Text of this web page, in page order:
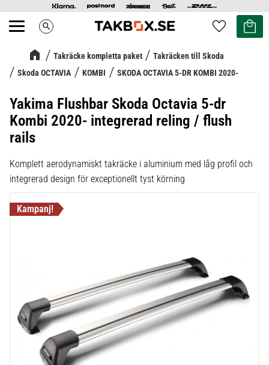
Meny search Favoriter
Kundvagn
Takräcke kompletta paket
Takräcken till Skoda
Skoda OCTAVIA
KOMBI SKODA OCTAVIA 5-DR KOMBI 2020-
Yakima Flushbar Skoda Octavia 5-dr
Kombi 2020- integrerad reling / flush
rails
Komplett aerodynamiskt takräcke i aluminium med låg profil och
integrerad design för exceptionellt tyst körning